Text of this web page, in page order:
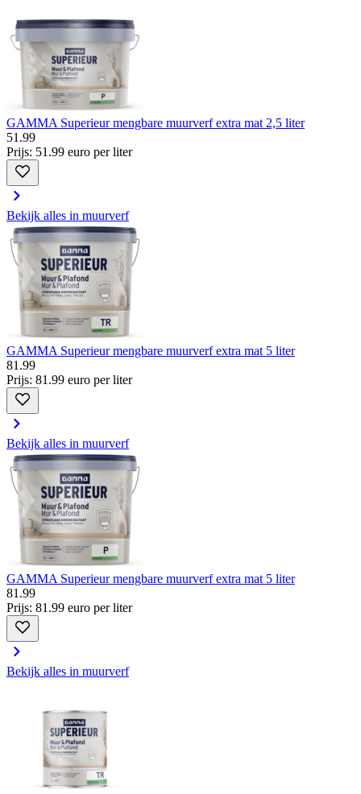
GAMMA Superieur mengbare muurverf extra mat 2,5 liter
51 .99
Prijs: 51.99 euro per liter
Bekijk alles in muurverf
GAMMA Superieur mengbare muurverf extra mat 5 liter
81 .99
Prijs: 81.99 euro per liter
Bekijk alles in muurverf
GAMMA Superieur mengbare muurverf extra mat 5 liter
81 .99
Prijs: 81.99 euro per liter
Bekijk alles in muurverf